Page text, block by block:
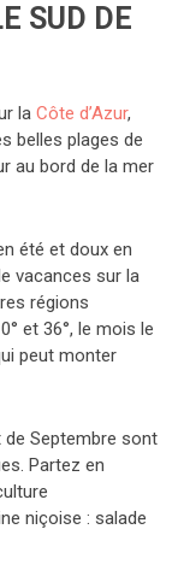
SUD DE
la Côte d’Azur,
belles plages de
au bord de la mer
été et doux en
vacances sur la
régions
et 36°, le mois le
peut monter
de Septembre sont
Partez en
niçoise : salade